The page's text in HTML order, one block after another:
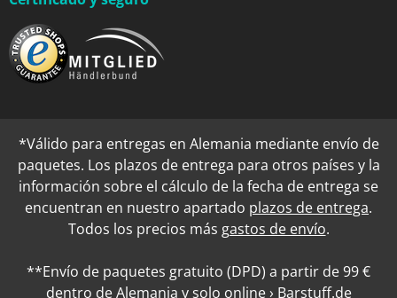
*Válido para entregas en Alemania mediante envío de
paquetes. Los plazos de entrega para otros países y la
información sobre el cálculo de la fecha de entrega se
encuentran en nuestro apartado plazos de entrega.
Todos los precios más gastos de envío.
**Envío de paquetes gratuito (DPD) a partir de 99 €
dentro de Alemania y solo online › Barstuff.de